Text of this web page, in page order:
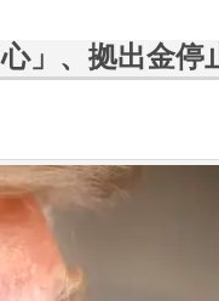
」、拠出金停